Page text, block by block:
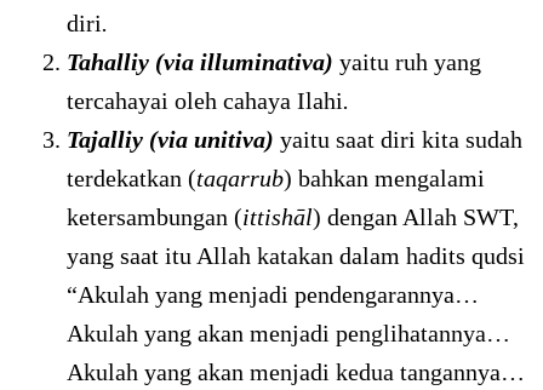
diri.
Tahalliy (via illuminativa) yaitu ruh yang
tercahayai oleh cahaya Ilahi.
Tajalliy (via unitiva) yaitu saat diri kita sudah
terdekatkan (taqarrub) bahkan mengalami
ketersambungan (ittishāl) dengan Allah SWT,
yang saat itu Allah katakan dalam hadits qudsi
“Akulah yang menjadi pendengarannya…
Akulah yang akan menjadi penglihatannya…
Akulah yang akan menjadi kedua tangannya…